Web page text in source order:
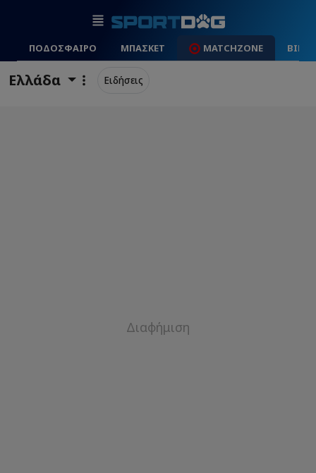
ΠΟΔΟΣΦΑΙΡΟ ΜΠΑΣΚΕΤ MATCHZONE
Ελλάδα Ειδήσεις